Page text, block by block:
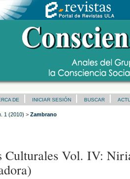
DE INICIAR SESIÓN BUSCAR
1 (2010) > Zambrano
Culturales Vol. IV: